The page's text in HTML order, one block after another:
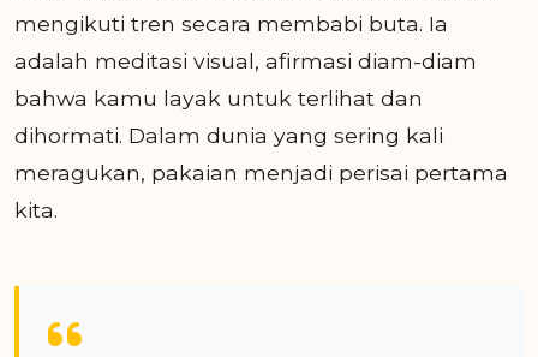
mengikuti tren secara membabi buta. Ia
adalah meditasi visual, afirmasi diam-diam
bahwa kamu layak untuk terlihat dan
dihormati. Dalam dunia yang sering kali
meragukan, pakaian menjadi perisai pertama
kita.